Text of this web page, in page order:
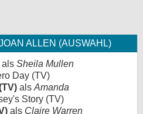
ALLEN (AUSWAHL)
als Sheila Mullen
Day (TV)
als Amanda
Story (TV)
als Claire Warren